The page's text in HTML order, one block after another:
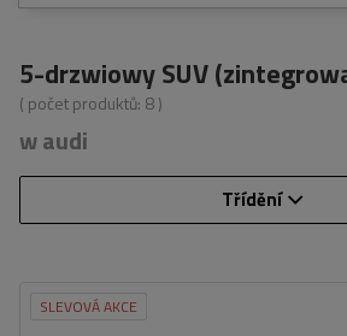
5-drzwiowy SUV
( počet produktů: 8)
w audi
Třídění
SLEVOVÁ AKCE